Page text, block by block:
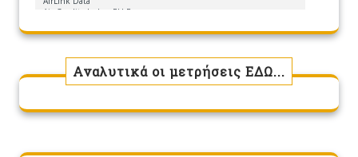
Αναλυτικά οι μετρήσεις ΕΔΩ...